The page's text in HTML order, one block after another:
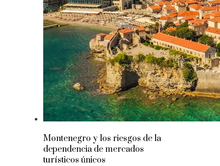
Montenegro y los riesgos de la
dependencia de mercados
turísticos únicos